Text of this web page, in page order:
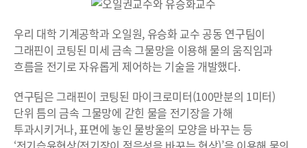
우리 대학 기계공학과 오일원, 유승화 교수 공동 연구팀이
그래핀이 코팅된 미세 금속 그물망을 이용해 물의 움직임과
흐름을 전기로 자유롭게 제어하는 기술을 개발했다.
연구팀은 그래핀이 코팅된 마이크로미터(100만분의 1미터)
단위 틈의 금속 그물망에 갇힌 물을 전기장을 가해
투과시키거나, 표면에 놓인 물방울의 모양을 바꾸는 등